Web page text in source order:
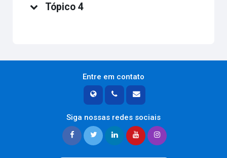
Tópico 4
Entre em contato
Siga nossas redes sociais